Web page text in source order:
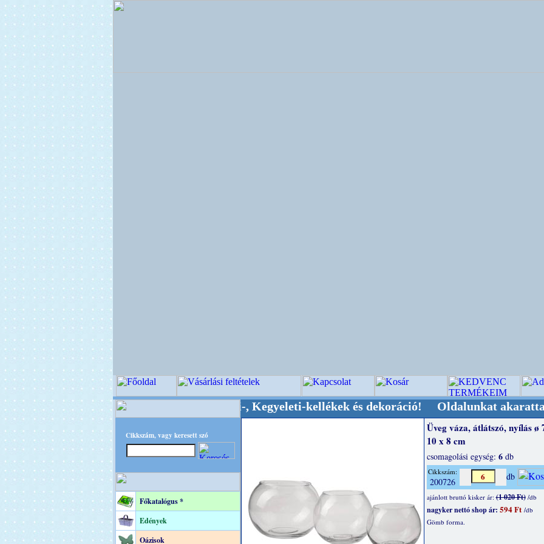
Cikkszám, vagy keresett szó
Főkatalógus *
Edények
Oázisok
Virágkötészeti-, Esküvői-, Kegyeleti-kellékek és dekoráció! Oldalunkat akarattal tartjuk
Üveg váza, átlátszó, nyílás ø
10 x 8 cm
csomagolási egység: 6db
Cikkszám:
200726 db
ajánlott bruttó kisker ár:(1 020 Ft)/db
nagyker nettó shop ár: 594 Ft /db
Gömb forma.